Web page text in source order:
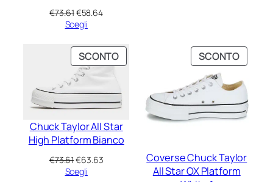
€73.61Il
prezzo
era:
€73.61.
€58.64Il
è:
€58.64.
Scegli
SCONTOPRODOTTO
IN
Chuck Taylor All Star
High Platform Bianco
€73.61Il
prezzo
€63.63Il
Scegli
SCONTO
IN
Coverse Chuck Taylor
All Star OX Platform